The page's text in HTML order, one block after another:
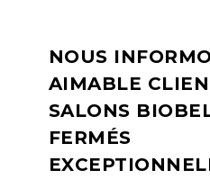
NOUS
AIMABLE
SALONS
FERMÉS